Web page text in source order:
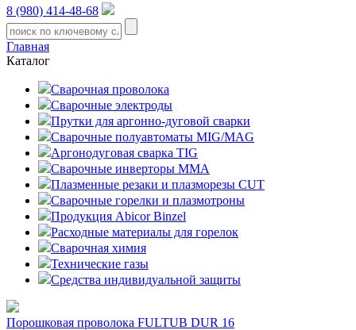
8 (980) 414-48-68
Главная
Каталог
Сварочная проволока
Сварочные электроды
Прутки для аргонно-дуговой сварки
Сварочные полуавтоматы MIG/MAG
Аргонодуговая сварка TIG
Сварочные инверторы MMA
Плазменные резаки и плазморезы CUT
Сварочные горелки и плазмотроны
Продукция Abicor Binzel
Расходные материалы для горелок
Сварочная химия
Технические газы
Средства индивидуальной защиты
Порошковая проволока FULTUB DUR 16